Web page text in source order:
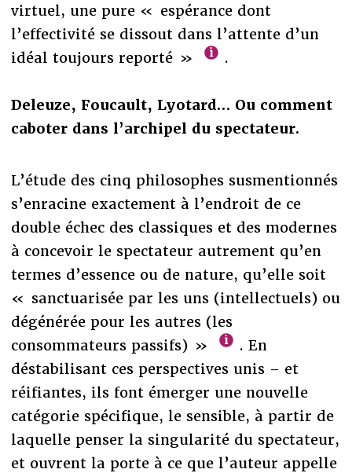
virtuel, une pure « espérance dont
l’effectivité se dissout dans l’attente d’un
idéal toujours reporté »
.
Deleuze, Foucault, Lyotard… Ou comment
caboter dans l’archipel du spectateur.
L’étude des cinq philosophes susmentionnés
s’enracine exactement à l’endroit de ce
double échec des classiques et des modernes
à concevoir le spectateur autrement qu’en
termes d’essence ou de nature, qu’elle soit
« sanctuarisée par les uns (intellectuels) ou
dégénérée pour les autres (les
consommateurs passifs) »
. En
déstabilisant ces perspectives unis – et
réifiantes, ils font émerger une nouvelle
catégorie spécifique, le sensible, à partir de
laquelle penser la singularité du spectateur,
et ouvrent la porte à ce que l’auteur appelle